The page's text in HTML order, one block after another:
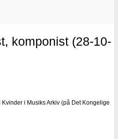
komponist (28-10-
i Musiks Arkiv (på Det Kongelige